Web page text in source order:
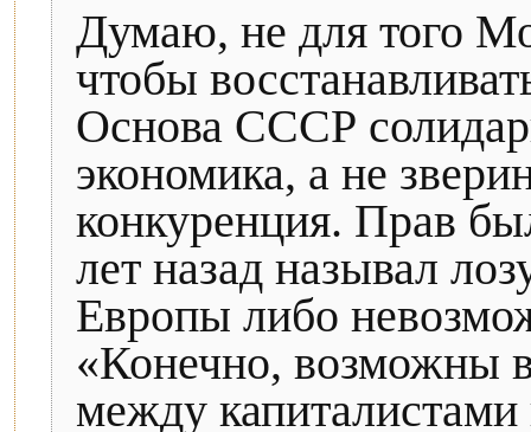
Думаю, не для того
чтобы
Основа СССР
экономика, а не
конкуренция. Прав
лет назад называл
Европы либо
«Конечно, возможны
между